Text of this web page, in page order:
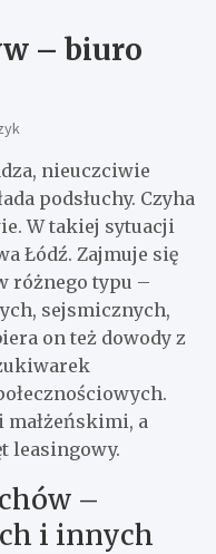
– biuro
nieuczciwie
podsłuchy. Czyha
W takiej sytuacji
Łódź. Zajmuje się
różnego typu –
sejsmicznych,
on też dowody z
małżeńskimi, a
leasingowy.
–
i innych